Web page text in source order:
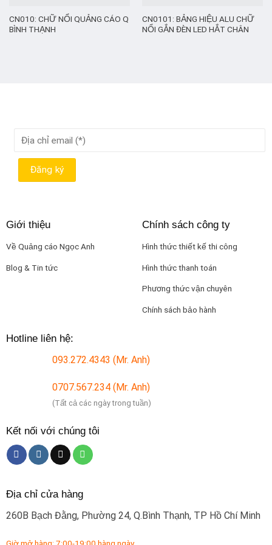
CN010: CHỮ NỔI QUẢNG CÁO Q
BÌNH THẠNH
CN0101: BẢNG HIỆU ALU CHỮ
NỔI GẮN ĐÈN LED HẮT CHÂN
Giới thiệu
Về Quảng cáo Ngọc Anh
Blog & Tin tức
Chính sách công ty
Hình thức thiết kế thi công
Hình thức thanh toán
Phương thức vận chuyên
Chính sách bảo hành
Hotline liên hệ:
093.272.4343 (Mr. Anh)
0707.567.234 (Mr. Anh)
(Tất cả các ngày trong tuần)
Kết nối với chúng tôi
Địa chỉ cửa hàng
260B Bạch Đằng, Phường 24, Q.Bình Thạnh, TP Hồ Chí Minh